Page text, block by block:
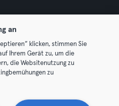
GmbH. All rights reserved.
Hier Verträge widerrufen
an
klicken, stimmen Sie
Ihrem Gerät zu, um die
die Websitenutzung zu
zu